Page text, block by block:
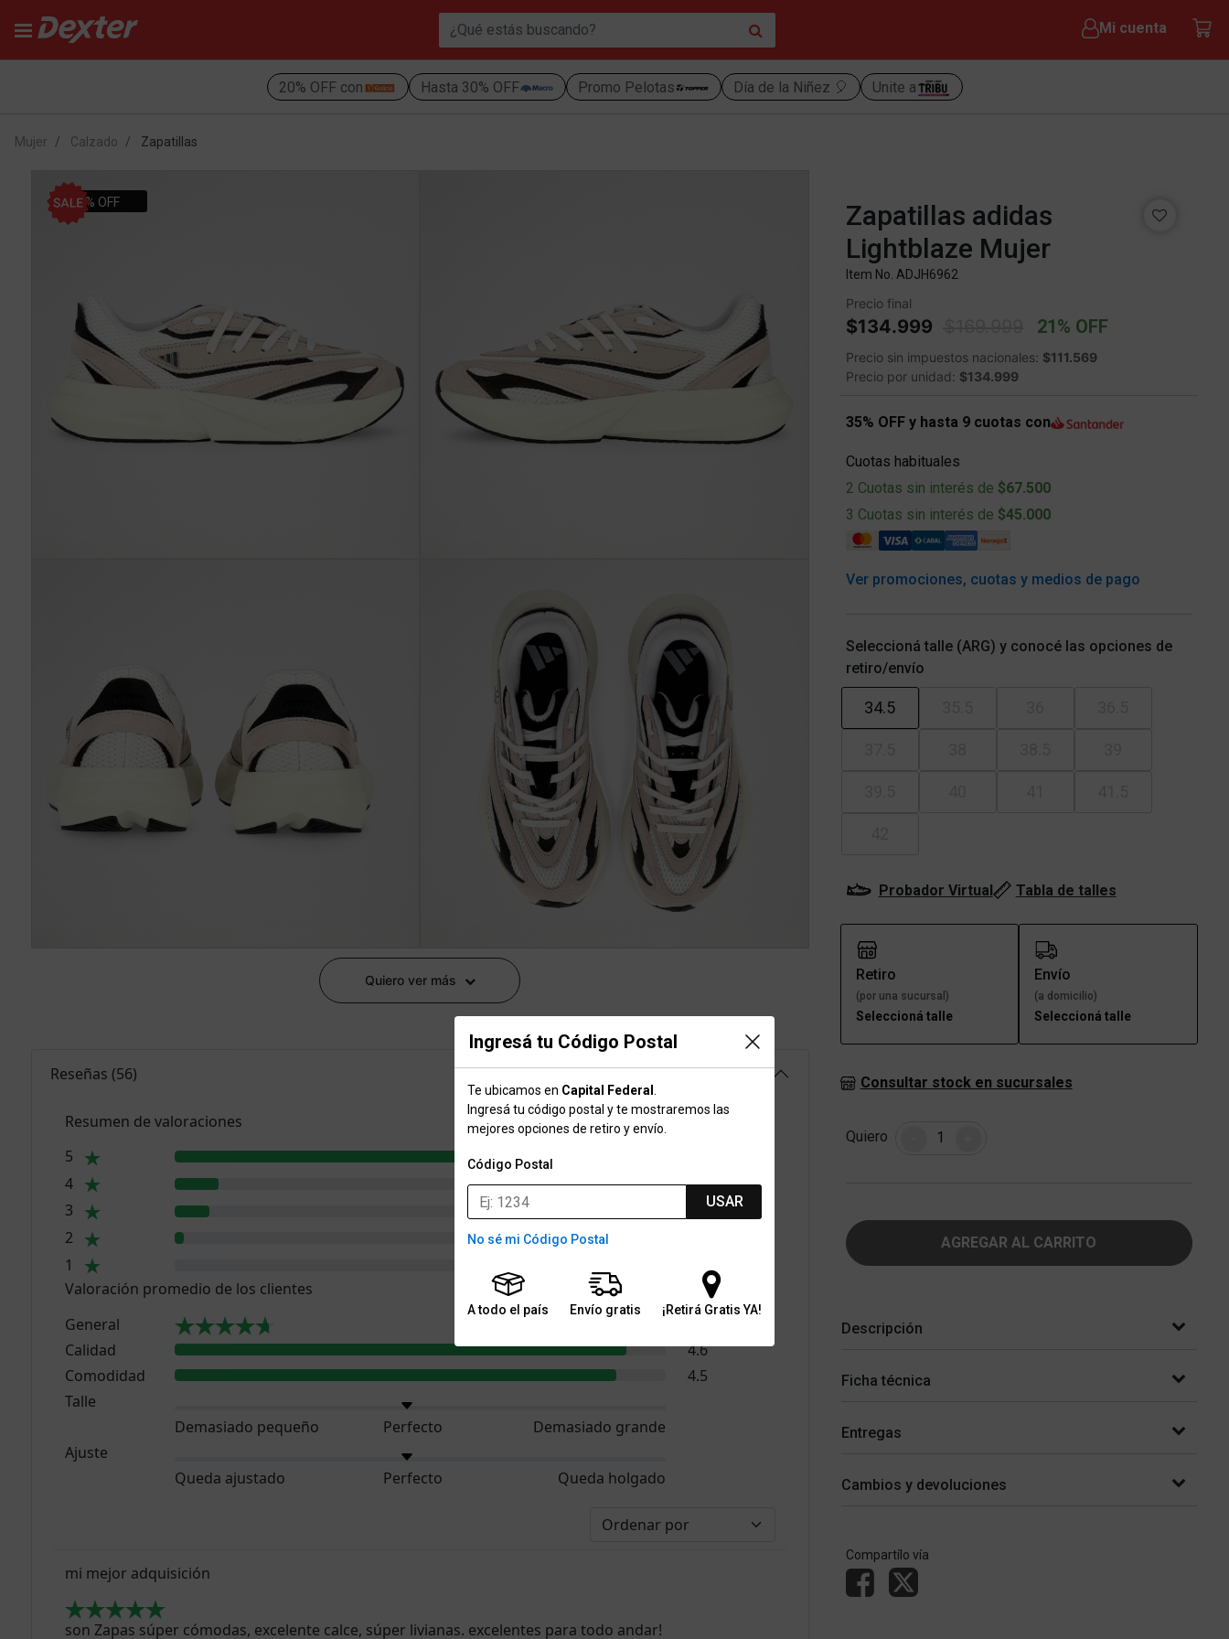
Mi cuenta
20% OFF con Hasta 30% OFF Promo Pelotas Día de la Niñez 🎈 Unite a
Ingresá tu Código Postal
Te ubicamos en Capital Federal
Ingresá tu código postal y te mostraremos las
mejores opciones de retiro y envío.
Código Postal
USAR
No sé mi Código Postal
A todo el país Envío gratis ¡Retirá Gratis YA!
Mujer Calzado Zapatillas
20% OFF
Quiero ver más
Reseñas (56) 4.7
Resumen de valoraciones
5
4
5
3
2
1
Valoración promedio de los clientes
General
Calidad
4.6
Comodidad
4.5
Talle
Demasiado pequeño
Perfecto
Demasiado grande
Ajuste
Queda ajustado
Perfecto Queda holgado
mi mejor adquisición
son Zapas súper cómodas, excelente calce, súper livianas. excelentes para todo andar!
Zapatillas adidas
Lightblaze Mujer
Item No. ADJH6962
Precio final
$134.999 Price reduced from
$169.999 21% OFF
Precio sin impuestos nacionales: $111.569
Precio por unidad: $134.999
35% OFF y hasta 9 cuotas con
Cuotas habituales
2 Cuotas sin interés de $67.500
3 Cuotas sin interés de $45.000
Ver promociones, cuotas y medios de pago
Seleccioná talle (ARG) y conocé las opciones de
retiro/envío
34.5
Probador Virtual Tabla de talles
Retiro
(por una sucursal)
Seleccioná talle
Envío
(a domicilio)
Seleccioná talle
Consultar stock en sucursales
Quiero Cantidad
AGREGAR AL CARRITO
Descripción
Ficha técnica
Entregas
Cambios y devoluciones
Compartílo vía